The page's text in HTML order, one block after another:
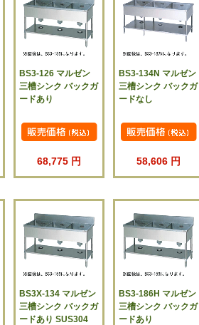
BS3-126 マルゼン
三槽シンク バックガ
ードあり
68,775 円
BS3-134N マルゼン
三槽シンク バックガ
ードなし
58,606 円
BS3X-134 マルゼン
三槽シンク バックガ
ードあり SUS304
BS3-186H マルゼン
三槽シンク バックガ
ードあり